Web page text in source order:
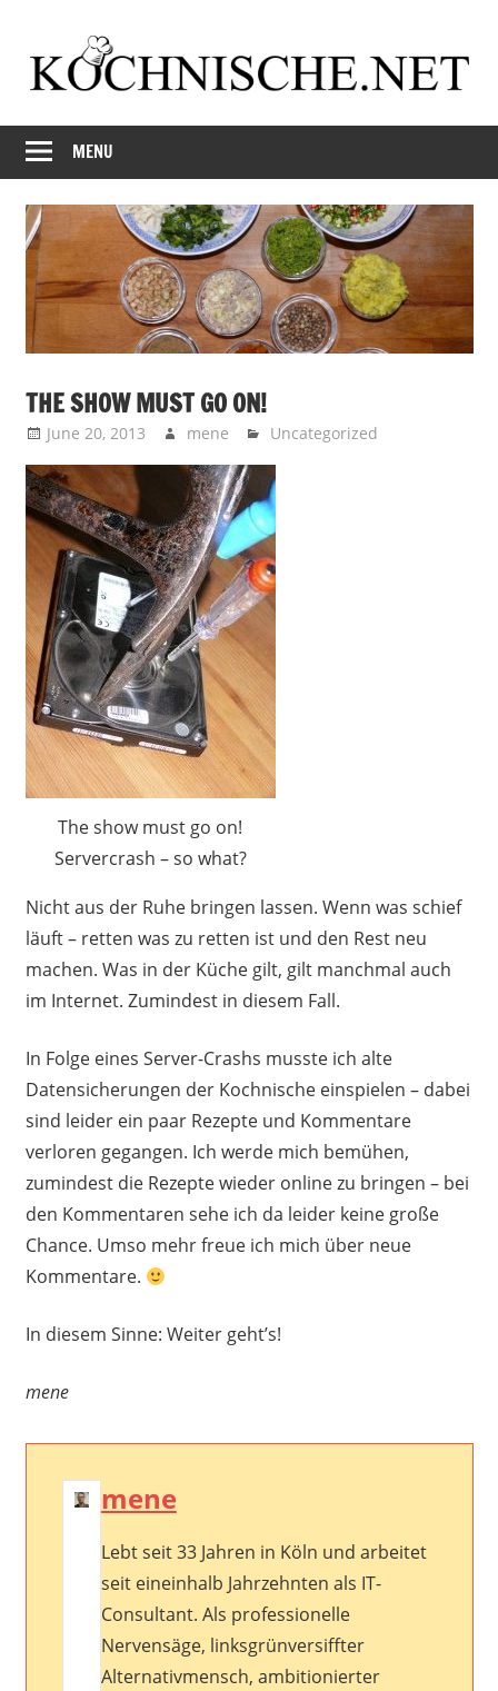
content
Kochnische.net
another
Foodblog
MENU
THE SHOW MUST GO ON!
June 20, 2013 mene Uncategorized
The show must go on!
Servercrash – so what?
Nicht aus der Ruhe bringen lassen. Wenn was schief
läuft – retten was zu retten ist und den Rest neu
machen. Was in der Küche gilt, gilt manchmal auch
im Internet. Zumindest in diesem Fall.
In Folge eines Server-Crashs musste ich alte
Datensicherungen der Kochnische einspielen – dabei
sind leider ein paar Rezepte und Kommentare
verloren gegangen. Ich werde mich bemühen,
zumindest die Rezepte wieder online zu bringen – bei
den Kommentaren sehe ich da leider keine große
Chance. Umso mehr freue ich mich über neue
Kommentare.
In diesem Sinne: Weiter geht’s!
mene
mene
Lebt seit 33 Jahren in Köln und arbeitet
seit eineinhalb Jahrzehnten als IT-
Consultant. Als professionelle
Nervensäge, linksgrünversiffter
Alternativmensch, ambitionierter